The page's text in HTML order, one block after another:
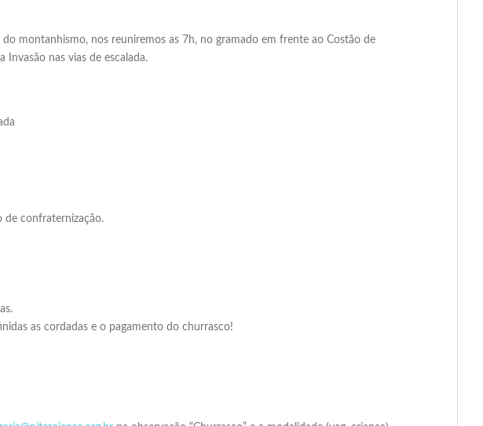
montanhismo, nos reuniremos as 7h, no gramado em frente ao Costão de
Invasão nas vias de escalada.
de confraternização.
as cordadas e o pagamento do churrasco!